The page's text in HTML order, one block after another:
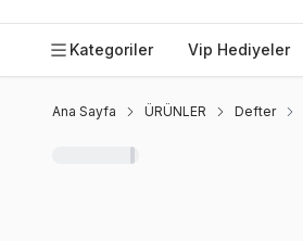
Kategoriler Vip Hediyeler
Ana Sayfa ÜRÜNLER Defter